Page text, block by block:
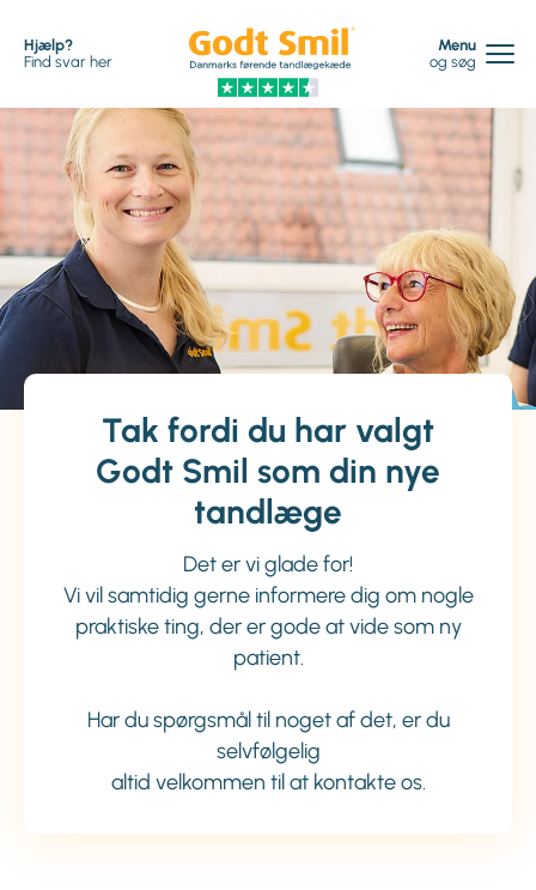
Hjælp?
Find svar her
Menu
og søg
Tak fordi du har valgt
Godt Smil som din nye
tandlæge
Det er vi glade for!
Vi vil samtidig gerne informere dig om nogle
praktiske ting, der er gode at vide som ny
patient.
Har du spørgsmål til noget af det, er du
selvfølgelig
altid velkommen til at kontakte os.